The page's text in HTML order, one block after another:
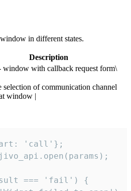
in different states.
Description
window with callback request form\
of communication channel
window |
'call'};
=== 'fail') {